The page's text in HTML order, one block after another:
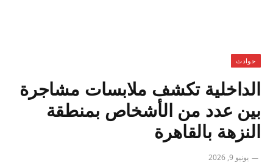
حوادث
الداخلية تكشف ملابسات مشاجرة
بين عدد من الأشخاص بمنطقة
النزهة بالقاهرة
يونيو 9, 2026